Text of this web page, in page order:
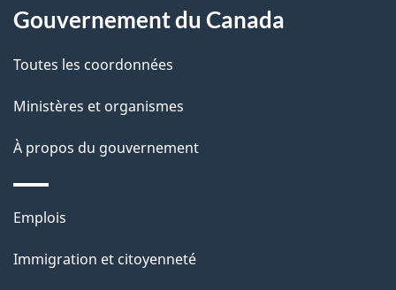
a
g
e
a
t
i
n
s
u
r
c
Gouvernement du Canada
Toutes les coordonnées
Ministères et organismes
À propos du gouvernement
Thèmes
sujets
Emplois
Immigration et citoyenneté